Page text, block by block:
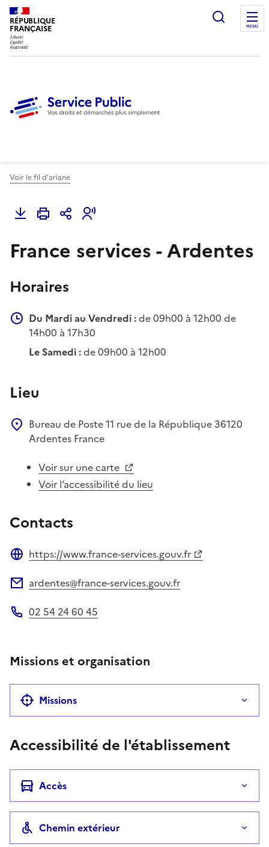
RÉPUBLIQUE
FRANÇAISE
Ouvrir
MENU
Voir le fil d'ariane
France services - Ardentes
Horaires
Du Mardi au Vendredi :de 09h00 à 12h00 de
14h00 à 17h30
Le Samedi :de 09h00 à 12h00
Lieu
Bureau de Poste11 rue de la République 36120
Ardentes France
Voir sur une carte
Voir l’accessibilité du lieu
Contacts
https://www.france-services.gouv.fr
ardentes@france-services.gouv.fr
02 54 24 60 45
Missions et organisation
Missions
Accessibilité de l'établissement
Accès
Chemin extérieur